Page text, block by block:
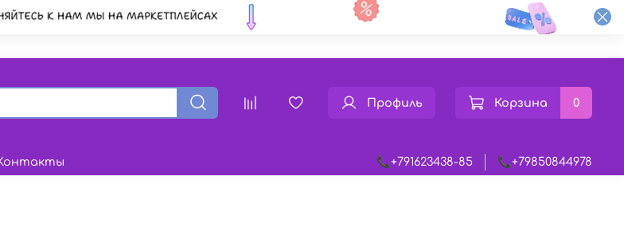
Профиль Корзина 0
📞+791623438-85 📞+79850844978